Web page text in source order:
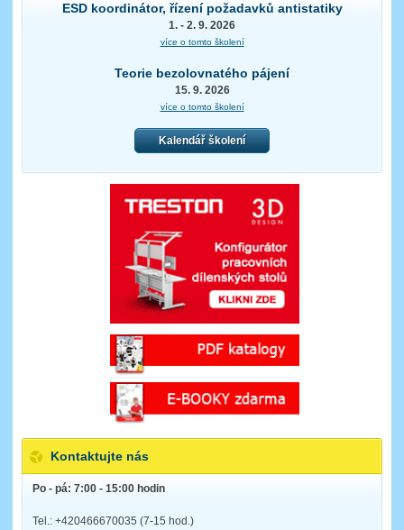
ESD koordinátor, řízení požadavků antistatiky
1. - 2. 9. 2026
více o tomto školení
Teorie bezolovnatého pájení
15. 9. 2026
více o tomto školení
Kalendář školení
Kontaktujte nás
Po - pá: 7:00 - 15:00 hodin
Tel.: +420466670035 (7-15 hod.)